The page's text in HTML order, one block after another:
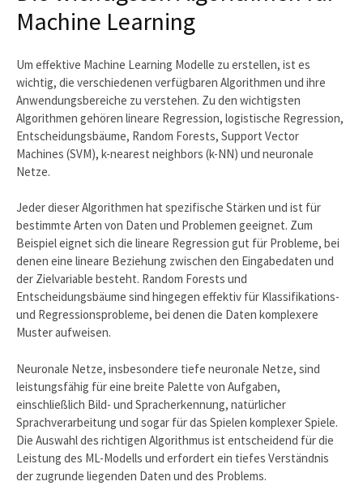
Machine Learning
Um effektive Machine Learning Modelle zu erstellen, ist es
wichtig, die verschiedenen verfügbaren Algorithmen und ihre
Anwendungsbereiche zu verstehen. Zu den wichtigsten
Algorithmen gehören lineare Regression, logistische Regression,
Entscheidungsbäume, Random Forests, Support Vector
Machines (SVM), k-nearest neighbors (k-NN) und neuronale
Netze.
Jeder dieser Algorithmen hat spezifische Stärken und ist für
bestimmte Arten von Daten und Problemen geeignet. Zum
Beispiel eignet sich die lineare Regression gut für Probleme, bei
denen eine lineare Beziehung zwischen den Eingabedaten und
der Zielvariable besteht. Random Forests und
Entscheidungsbäume sind hingegen effektiv für Klassifikations-
und Regressionsprobleme, bei denen die Daten komplexere
Muster aufweisen.
Neuronale Netze, insbesondere tiefe neuronale Netze, sind
leistungsfähig für eine breite Palette von Aufgaben,
einschließlich Bild- und Spracherkennung, natürlicher
Sprachverarbeitung und sogar für das Spielen komplexer Spiele.
Die Auswahl des richtigen Algorithmus ist entscheidend für die
Leistung des ML-Modells und erfordert ein tiefes Verständnis
der zugrunde liegenden Daten und des Problems.